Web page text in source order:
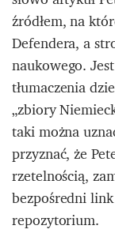
źródłem, na
Defendera, a
naukowego.
tłumaczenia
„zbiory
taki można
przyznać, że
rzetelnością,
bezpośredni
repozytorium.